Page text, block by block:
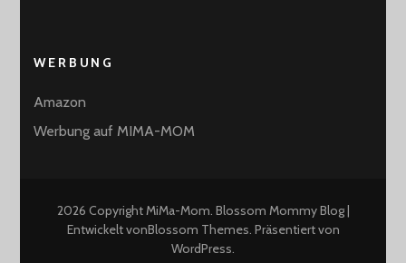
WERBUNG
Amazon
Werbung auf MIMA-MOM
2026 CopyrightMiMa-Mom. Blossom Mommy Blog |
Entwickelt vonBlossom Themes. Präsentiert von
WordPress.